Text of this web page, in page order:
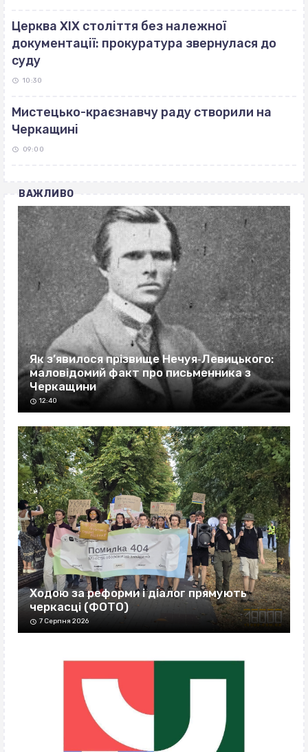
Церква ХІХ століття без належної
документації: прокуратура звернулася до
суду
10:30
Мистецько-краєзнавчу раду створили на
Черкащині
09:00
ВАЖЛИВО
Як з’явилося прізвище Нечуя‐Левицького:
маловідомий факт про письменника з
Черкащини
12:40
Ходою за реформи і діалог прямують
черкасці (ФОТО)
7 Серпня 2026